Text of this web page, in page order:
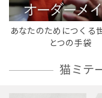
あなたのためにつくる
とつの手袋
猫ミテ